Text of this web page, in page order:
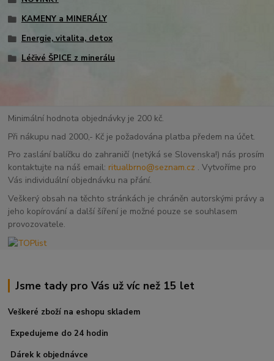
KAMENY a MINERÁLY
Energie, vitalita, detox
Léčivé ŠPICE z minerálu
Minimální hodnota objednávky je 200 kč.
Při nákupu nad 2000,- Kč je požadována platba předem na účet.
Pro zaslání balíčku do zahraničí (netýká se Slovenska!) nás prosím
kontaktujte na náš email: ritualbrno@seznam.cz . Vytvoříme pro
Vás individuální objednávku na přání.
Veškerý obsah na těchto stránkách je chráněn autorskými právy a
jeho kopírování a další šíření je možné pouze se souhlasem
provozovatele.
Jsme tady pro Vás už víc než 15 let
Veškeré zboží na eshopu skladem
Expedujeme do 24 hodin
Dárek k objednávce